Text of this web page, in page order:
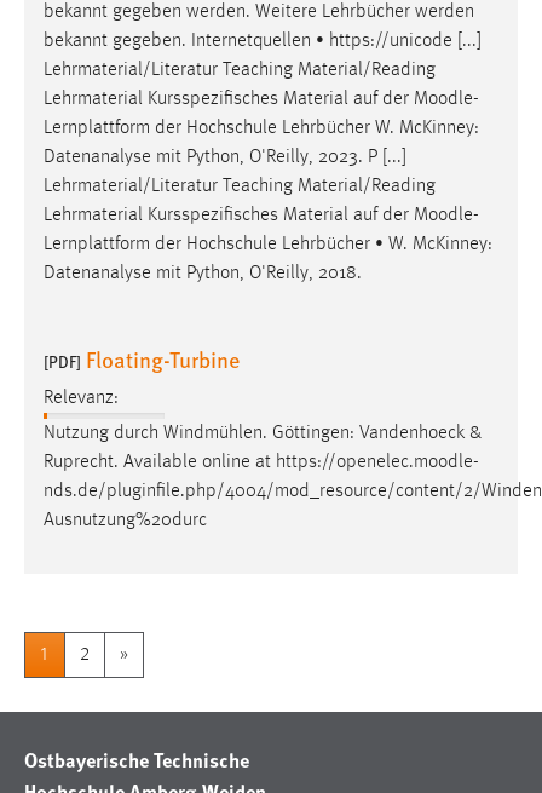
bekannt gegeben werden. Weitere Lehrbücher werden
bekannt gegeben. Internetquellen • https://unicode [...]
Lehrmaterial/Literatur Teaching Material/Reading
Lehrmaterial Kursspezifisches Material auf der Moodle-
Lernplattform der Hochschule Lehrbücher W. McKinney:
Datenanalyse mit Python, O'Reilly, 2023. P [...]
Lehrmaterial/Literatur Teaching Material/Reading
Lehrmaterial Kursspezifisches Material auf der Moodle-
Lernplattform der Hochschule Lehrbücher • W. McKinney:
Datenanalyse mit Python, O'Reilly, 2018.
[PDF] Floating-Turbine
Relevanz:
Nutzung durch Windmühlen. Göttingen: Vandenhoeck &
Ruprecht. Available online at https://openelec.moodle-
nds.de/pluginfile.php/4004/mod_resource/content/2/
Ausnutzung%20durc
1 2 »
Ostbayerische Technische